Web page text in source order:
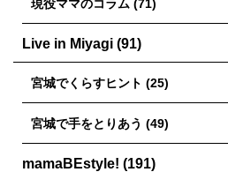
現役ママのコラム (71)
Live in Miyagi (91)
宮城でくらすヒント (25)
宮城で手をとりあう (49)
mamaBEstyle! (191)